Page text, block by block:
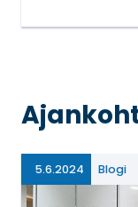
5.6.2024 Blogi